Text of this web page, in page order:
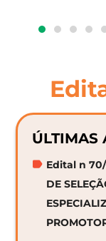
ÚLTIMAS
Edital n 70/
DE